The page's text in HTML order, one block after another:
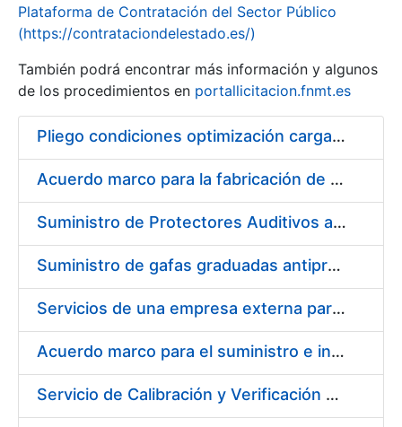
Plataforma de Contratación del Sector Público
(https://contrataciondelestado.es/)
También podrá encontrar más información y algunos
de los procedimientos en portallicitacion.fnmt.es
Pliego condiciones optimización cargas compras firmado
Acuerdo marco para la fabricación de piezas
Suministro de Protectores Auditivos a medida para las personas trabajadoras de los Centros de Trabajo de Madrid y Burgos
Suministro de gafas graduadas antiproyecciones para los trabajadores de la FNMT-RCM en los centros de trabajo de Madrid y Burgos
Servicios de una empresa externa para el asesoramiento y resolución de los recursos de alzada que se presentan relacionados con procesos de selección para la FNMT-RCM
Acuerdo marco para el suministro e instalación de persianas, estores y otros complementos
Servicio de Calibración y Verificación Externa de los Equipos de Medición del Servicio de Prevención de la FNMT-RCM